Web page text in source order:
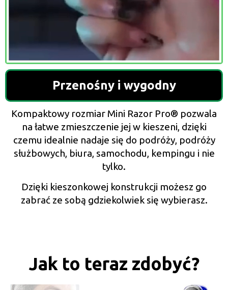
Przenośny i wygodny
Kompaktowy rozmiar Mini Razor Pro®️ pozwala
na łatwe zmieszczenie jej w kieszeni, dzięki
czemu idealnie nadaje się do podróży, podróży
służbowych, biura, samochodu, kempingu i nie
tylko.
Dzięki kieszonkowej konstrukcji możesz go
zabrać ze sobą gdziekolwiek się wybierasz.
Jak to teraz zdobyć?